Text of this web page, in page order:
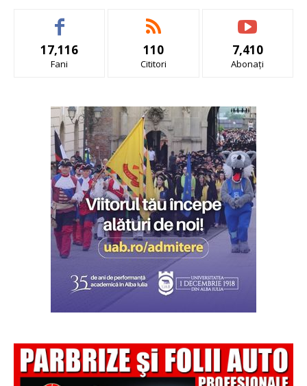
17,116
Fani
110
Cititori
7,410
Abonați